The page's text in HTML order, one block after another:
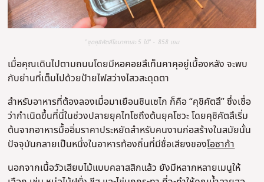
"ชุดคุชิคัตสึโอมาคาเสะ 5 ไม้" - 858 เยน
เมื่อคุณเดินไปตามถนนโดยมีหอคอยสึเท็นคาคุอยู่เบื้องหลัง จะพบ
กับย่านที่เต็มไปด้วยป้ายไฟสว่างไสวสะดุดตา
สำหรับอาหารที่ต้องลองเมื่อมาเยือนชินเซไก ก็คือ “คุชิคัตสึ” ซึ่งเชื่อ
ว่ากำเนิดขึ้นที่นี่ในช่วงปลายยุคไทโชถึงต้นยุคโชวะ โดยคุชิคัตสึเริ่ม
ต้นจากอาหารมื้ออิ่มราคาประหยัดสำหรับคนงานก่อสร้างในสมัยนั้น
ปัจจุบันกลายเป็นหนึ่งในอาหารท้องถิ่นที่มีชื่อเสียงของโอซาก้า
นอกจากเนื้อวัวเสียบไม้แบบคลาสสิกแล้ว ยังมีหลากหลายเมนูให้